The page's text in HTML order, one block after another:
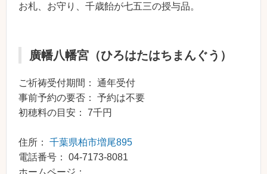
お札、お守り、千歳飴が七五三の授与品。
廣幡八幡宮（ひろはたはちまんぐう）
ご祈祷受付期間： 通年受付
事前予約の要否： 予約は不要
初穂料の目安： 7千円
住所： 千葉県柏市増尾895
電話番号： 04-7173-8081